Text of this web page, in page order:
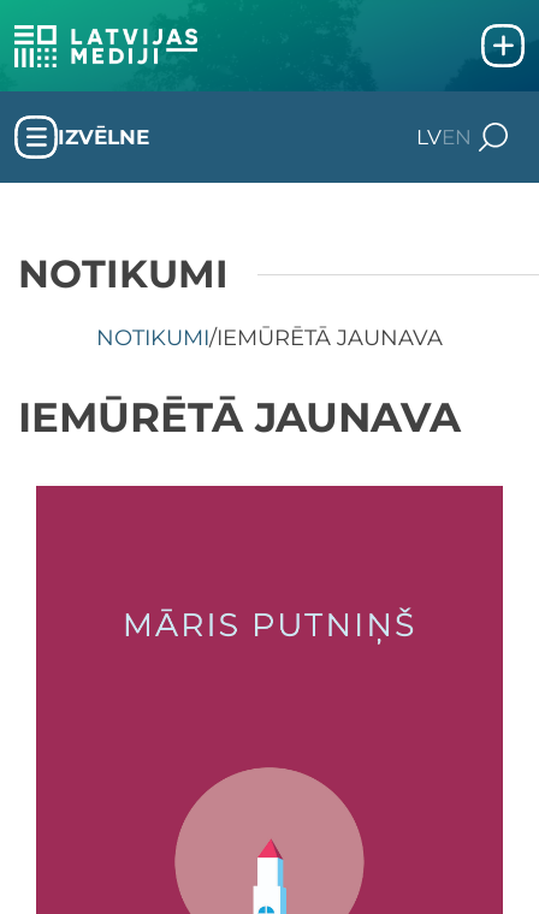
IZVĒLNE LVEN
NOTIKUMI
NOTIKUMI/IEMŪRĒTĀ JAUNAVA
IEMŪRĒTĀ JAUNAVA